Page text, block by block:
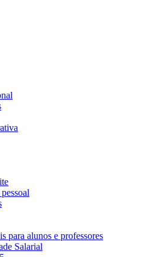
para alunos e professores
Salarial